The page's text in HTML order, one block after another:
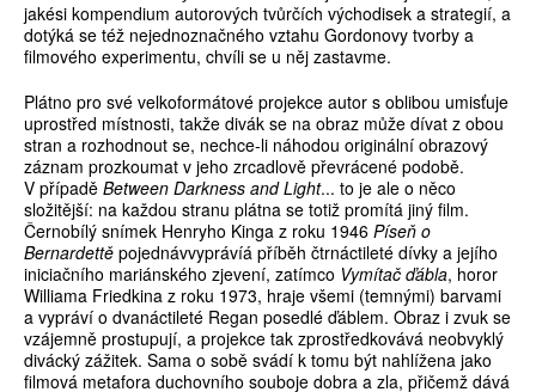
jakési kompendium autorových tvůrčích východisek a strategií, a
dotýká se též nejednoznačného vztahu Gordonovy tvorby a
filmového experimentu, chvíli se u něj zastavme.
Plátno pro své velkoformátové projekce autor s oblibou umisťuje
uprostřed místnosti, takže divák se na obraz může dívat z obou
stran a rozhodnout se, nechce-li náhodou originální obrazový
záznam prozkoumat v jeho zrcadlově převrácené podobě.
V případě Between Darkness and Light... to je ale o něco
složitější: na každou stranu plátna se totiž promítá jiný film.
Černobílý snímek Henryho Kinga z roku 1946 Píseň o
Bernardettě pojednávvyprávíá příběh čtrnáctileté dívky a jejího
iniciačního mariánského zjevení, zatímco Vymítač ďábla, horor
Williama Friedkina z roku 1973, hraje všemi (temnými) barvami
a vypráví o dvanáctileté Regan posedlé ďáblem. Obraz i zvuk se
vzájemně prostupují, a projekce tak zprostředkovává neobvyklý
divácký zážitek. Sama o sobě svádí k tomu být nahlížena jako
filmová metafora duchovního souboje dobra a zla, přičemž dává